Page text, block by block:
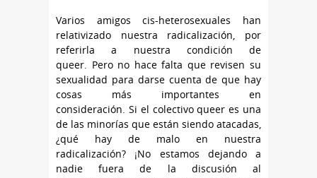
Varios amigos cis-heterosexuales han
relativizado nuestra radicalización, por
referirla a nuestra condición de
queer. Pero no hace falta que revisen su
sexualidad para darse cuenta de que hay
cosas más importantes en
consideración. Si el colectivo queer es una
de las minorías que están siendo atacadas,
¿qué hay de malo en nuestra
radicalización? ¡No estamos dejando a
nadie fuera de la discusión al